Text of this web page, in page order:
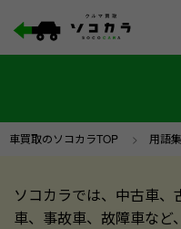
車買取のソコカラTOP > 用語集
ソコカラでは、中古車
車、事故車、故障車など、